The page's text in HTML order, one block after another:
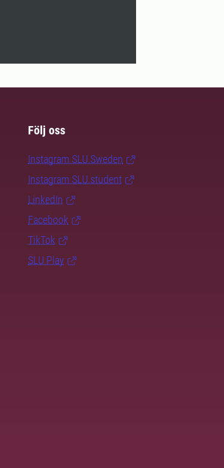
Följ oss
Instagram SLU.Sweden
Instagram SLU.student
LinkedIn
Facebook
TikTok
SLU Play